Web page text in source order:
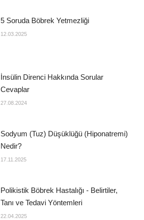
5 Soruda Böbrek Yetmezliği
12.03.2025
İnsülin Direnci Hakkında Sorular
Cevaplar
27.08.2024
Sodyum (Tuz) Düşüklüğü (Hiponatremi)
Nedir?
17.11.2025
Polikistik Böbrek Hastalığı - Belirtiler,
Tanı ve Tedavi Yöntemleri
22.04.2025